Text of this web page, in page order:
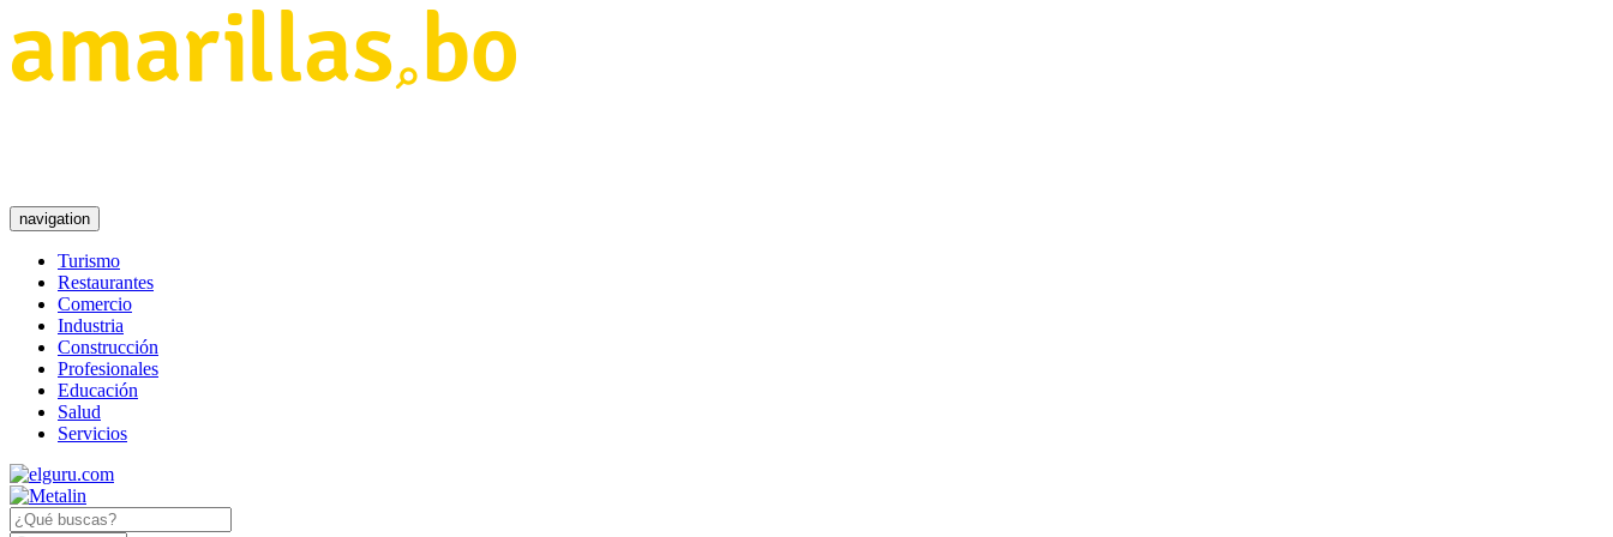
navigation
Turismo
Restaurantes
Comercio
Industria
Construcción
Profesionales
Educación
Salud
Servicios